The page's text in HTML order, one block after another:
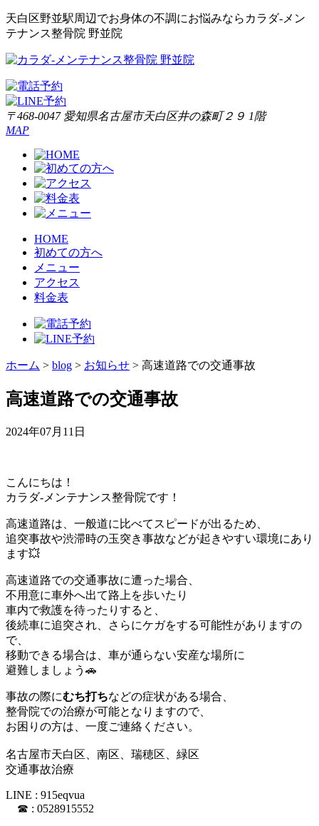
天白区野並駅周辺でお身体の不調にお悩みならカラダ‐メン
テナンス整骨院 野並院
〒468-0047 愛知県名古屋市天白区井の森町２９ 1階
MAP
HOME
初めての方へ
メニュー
アクセス
料金表
ホーム > blog > お知らせ > 高速道路での交通事故
高速道路での交通事故
2024年07月11日
こんにちは！
カラダ‐メンテナンス整骨院です！
高速道路は、一般道に比べてスピードが出るため、
追突事故や渋滞時の玉突き事故などが起きやすい環境にあり
ます💥
高速道路での交通事故に遭った場合、
不用意に車外へ出て路上を歩いたり
車内で救護を待ったりすると、
後続車に追突され、さらにケガをする可能性がありますの
で、
移動できる場合は、車が通らない安産な場所に
避難しましょう🚗
事故の際にむち打ちなどの症状がある場合、
整骨院での治療が可能となりますので、
お困りの方は、一度ご連絡ください。
名古屋市天白区、南区、瑞穂区、緑区
交通事故治療
LINE : 915eqvua
☎ : 0528915552